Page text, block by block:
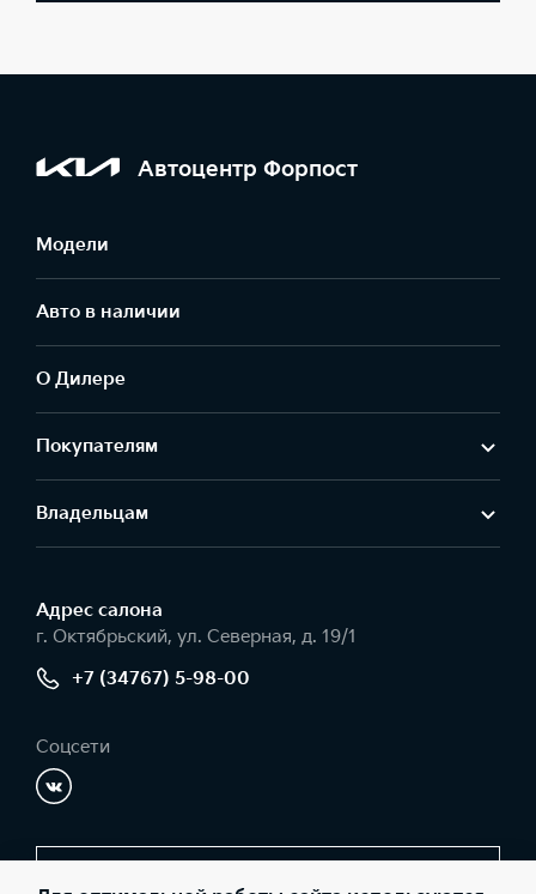
Автоцентр Форпост
Модели
Авто в наличии
О Дилере
Покупателям
Владельцам
Адрес салонa
г. Октябрьский, ул. Северная, д. 19/1
+7 (34767) 5-98-00
Соцсети